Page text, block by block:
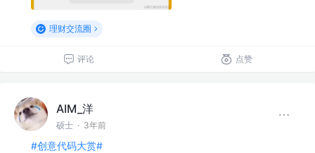
理财交流圈
评论 点赞
AIM_洋
硕士 · 3年前
#创意代码大赏#